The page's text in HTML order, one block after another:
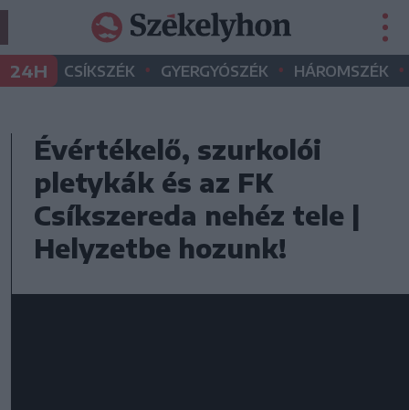
24H CSÍKSZÉK • GYERGYÓSZÉK • HÁROMSZÉK •
Évértékelő, szurkolói
pletykák és az FK
Csíkszereda nehéz tele |
Helyzetbe hozunk!